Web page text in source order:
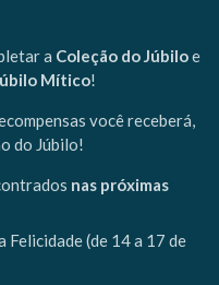
a Coleção do Júbiloe
Mítico!
você receberá,
do Júbilo!
nas próximas
(de 14 a 17 de